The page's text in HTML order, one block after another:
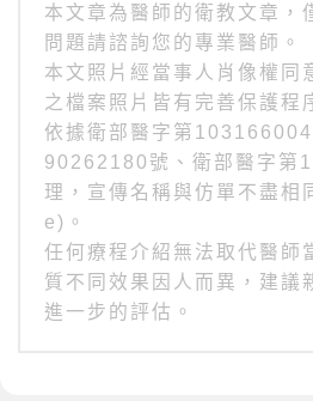
本文章為醫師的衛教文章，
問題請諮詢您的專業醫師。
本文照片經當事人肖像權同
之檔案照片皆有完善保護程
依據衛部醫字第
90262180號、衛部醫字第
理，宣傳名稱與仿單不盡
e)。
任何療程介紹無法取代醫師
質不同效果因人而異，建議
進一步的評估。